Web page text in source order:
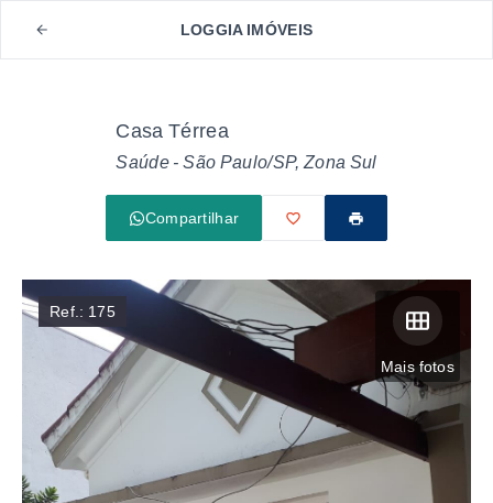
LOGGIA IMÓVEIS
Casa Térrea
Saúde - São Paulo/SP, Zona Sul
Compartilhar
Mais fotos
Ref.: 175